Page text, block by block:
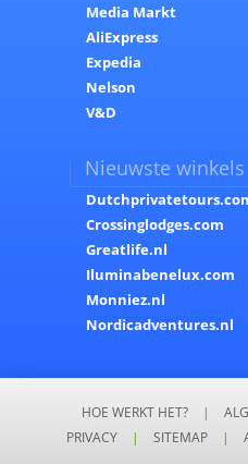
Media Markt
AliExpress
Expedia
Nelson
V&D
Nieuwste winkels
Crossinglodges.com
Greatlife.nl
Iluminabenelux.com
Monniez.nl
Nordicadventures.nl
HOE WERKT HET? |
PRIVACY
| SITEMAP |